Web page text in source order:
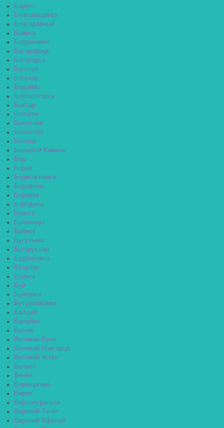
Бирюч
Благовещенск
Благодарный
Бобров
Богданович
Богородицк
Богородск
Боготол
Богучар
Бодайбо
Бокситогорск
Болгар
Бологое
Болотное
Болохово
Болхов
Большой Камень
Бор
Борзя
Борисоглебск
Боровичи
Боровск
Бородино
Братск
Бронницы
Брянск
Бугульма
Бугуруслан
Будённовск
Бузулук
Буинск
Буй
Буйнакск
Бутурлиновка
Валдай
Валуйки
Велиж
Великие Луки
Великий Новгород
Великий Устюг
Вельск
Венёв
Верещагино
Верея
Верхнеуральск
Верхний Тагил
Верхний Уфалей